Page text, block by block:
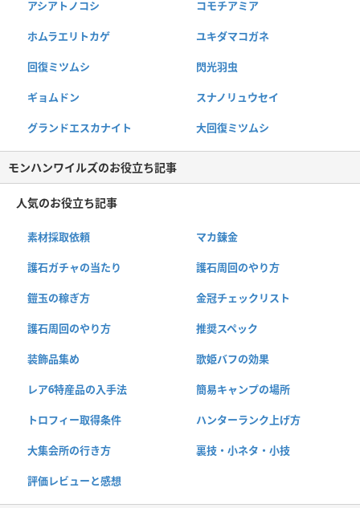
アシアトノコシ コモチアミア
ホムラエリトカゲ ユキダマコガネ
回復ミツムシ 閃光羽虫
ギョムドン スナノリュウセイ
グランドエスカナイト 大回復ミツムシ
モンハンワイルズのお役立ち記事
人気のお役立ち記事
素材採取依頼 マカ錬金
護石ガチャの当たり 護石周回のやり方
鎧玉の稼ぎ方 金冠チェックリスト
護石周回のやり方 推奨スペック
装飾品集め 歌姫バフの効果
レア6特産品の入手法 簡易キャンプの場所
トロフィー取得条件 ハンターランク上げ方
大集会所の行き方 裏技・小ネタ・小技
評価レビューと感想